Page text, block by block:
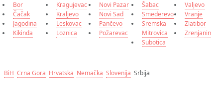
Bor
Čačak
Jagodina
Kikinda
Kragujevac
Kraljevo
Leskovac
Loznica
Novi Pazar
Novi Sad
Pančevo
Požarevac
Šabac
Smederevo
Sremska
Mitrovica
Subotica
Valjevo
Vranje
Zlatibor
Zrenjanin
BiH Crna Gora Hrvatska Nemačka Slovenija Srbija